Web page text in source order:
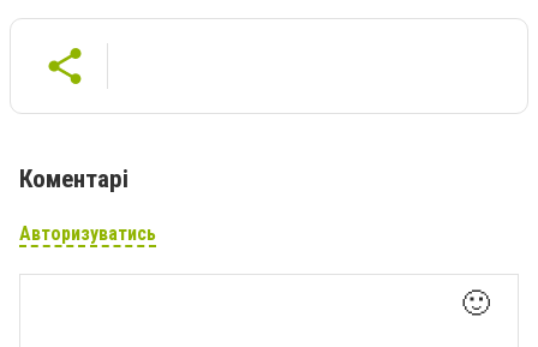
Коментарі
Авторизуватись
🙂